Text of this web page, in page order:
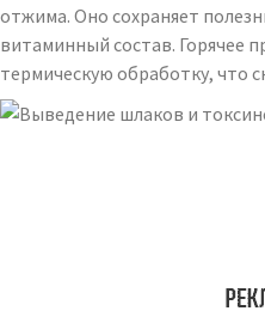
отжима. Оно сохраняет
витаминный состав. Горячее
термическую обработку, что